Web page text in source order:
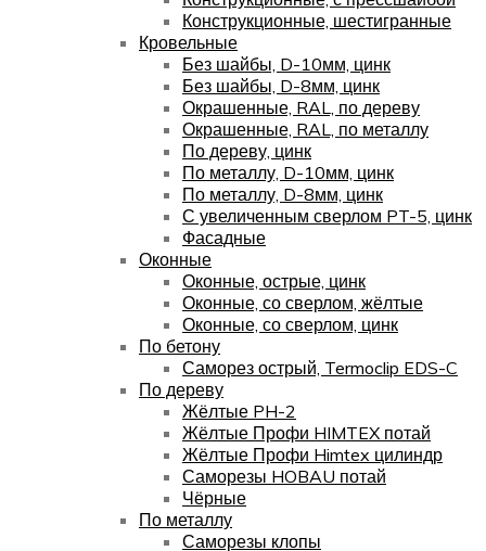
Конструкционные, шестигранные
Кровельные
Без шайбы, D-10мм, цинк
Без шайбы, D-8мм, цинк
Окрашенные, RAL, по дереву
Окрашенные, RAL, по металлу
По дереву, цинк
По металлу, D-10мм, цинк
По металлу, D-8мм, цинк
С увеличенным сверлом PT-5, цинк
Фасадные
Оконные
Оконные, острые, цинк
Оконные, со сверлом, жёлтые
Оконные, со сверлом, цинк
По бетону
Саморез острый, Termoclip EDS-C
По дереву
Жёлтые PH-2
Жёлтые Профи HIMTEX потай
Жёлтые Профи Himtex цилиндр
Саморезы HOBAU потай
Чёрные
По металлу
Саморезы клопы